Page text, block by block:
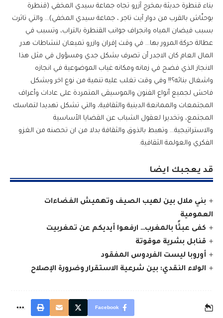
بناء قنطرة حديثة بمخرج آزرو تجاه جماعة سيدي المخفي (قنطرة
بوحنّاش بالقرب من دوار آيت تاجر ، جماعة سيدي المخفي)… والتي تاثرت
بسبب فيضان المياه وانجراف جوانب القنطرة بالتراب، وتسبب في
عطالة حركة المرور بها… في وقت إفران وازرو تميعان لنشاطات هدر
المال العام كان الاجدر أن تصرف بشكل جدي ومسؤول في مثل هذا
الانجاز الذي فضح في زمانه ومكانه غياب الموضوعية في انجازه
واشغال بنائه؟!! وفي وقت تغلب عليه تنمية من نوع اخر وبشكل
فاحش لجميع أنواع الفنون والموسيقى المتمردة على عادات وأعراف
المجتمعات والممانعة الدينية والثقافية، والتي تشكل تهديدا لتماسك
المجتمع، وتخديرا لعقول الشباب عن القضايا الأساسية
والاستراتيجية… وتهبط بالذوق والثقافة بدلا من ان تحصنه من الغزو
الفكري والعولمة الثقافية.
قد يعجبك ايضا
بني ملال بين لهيب الصيف وتهميش الفضاءات
العمومية
كفى عبثًا بالمغرب… ارفعوا أيديكم عن تمغربيت
قنابل بشرية موقوتة
أوروبا ليست الفردوس المفقود
الولاء النقدي: بين شرعية الاستقرار وضرورة الإصلاح
Facebook